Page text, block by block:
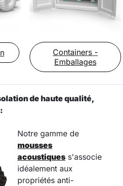
Containers -
Emballages
de haute qualité,
Notre gamme de
mousses
acoustiques s'associe
idéalement aux
propriétés anti-